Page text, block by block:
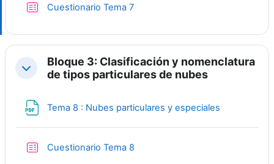
Cuestionario Tema 7Quiz
Collapse
Bloque 3: Clasificación y nomenclatura
de tipos particulares de nubes
Tema 8 : Nubes particulares y especiales
Cuestionario Tema 8